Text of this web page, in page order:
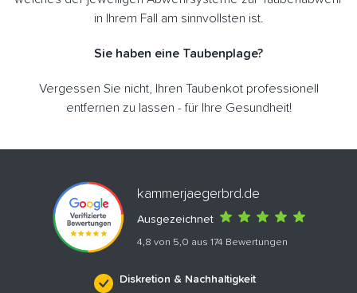
in Ihrem Fall am sinnvollsten ist.
Sie haben eine Taubenplage?
Vergessen Sie nicht, Ihren Taubenkot professionell
entfernen zu lassen - für Ihre Gesundheit!
kammerjaegerbrd.de
Ausgezeichnet
4,8 von 5,0 aus 174 Bewertungen
Diskretion & Nachhaltigkeit